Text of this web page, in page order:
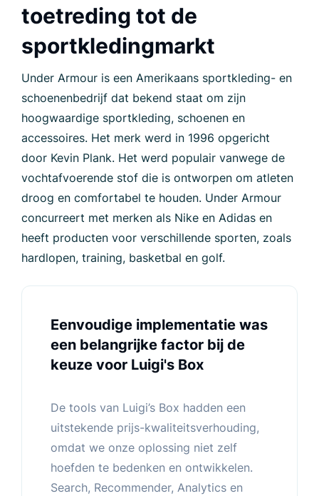
toetreding tot de
sportkledingmarkt
Under Armour is een Amerikaans sportkleding- en
schoenenbedrijf dat bekend staat om zijn
hoogwaardige sportkleding, schoenen en
accessoires. Het merk werd in 1996 opgericht
door Kevin Plank. Het werd populair vanwege de
vochtafvoerende stof die is ontworpen om atleten
droog en comfortabel te houden. Under Armour
concurreert met merken als Nike en Adidas en
heeft producten voor verschillende sporten, zoals
hardlopen, training, basketbal en golf.
Eenvoudige implementatie was
een belangrijke factor bij de
keuze voor Luigi's Box
De tools van Luigi’s Box hadden een
uitstekende prijs-kwaliteitsverhouding,
omdat we onze oplossing niet zelf
hoefden te bedenken en ontwikkelen.
Search, Recommender, Analytics en